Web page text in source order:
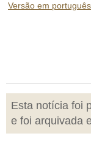
Versão em
Esta notícia foi
e foi arquivada